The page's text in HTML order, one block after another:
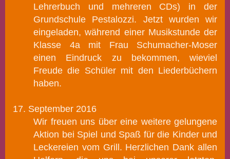
Lehrerbuch und mehreren CDs) in der
Grundschule Pestalozzi. Jetzt wurden wir
eingeladen, während einer Musikstunde der
Klasse 4a mit Frau Schumacher-Moser
einen Eindruck zu bekommen, wieviel
Freude die Schüler mit den Liederbüchern
haben.
17. September 2016
Wir freuen uns über eine weitere gelungene
Aktion bei Spiel und Spaß für die Kinder und
Leckereien vom Grill. Herzlichen Dank allen